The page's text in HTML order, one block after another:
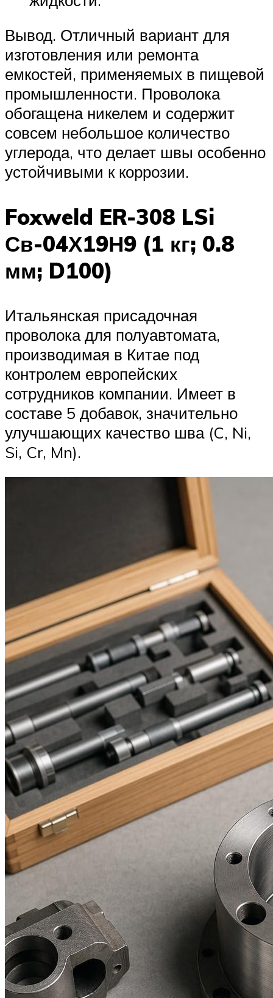
Вывод. Отличный вариант для
изготовления или ремонта
емкостей, применяемых в пищевой
промышленности. Проволока
обогащена никелем и содержит
совсем небольшое количество
углерода, что делает швы особенно
устойчивыми к коррозии.
Foxweld ER-308 LSi
Св-04Х19Н9 (1 кг; 0.8
мм; D100)
Итальянская присадочная
проволока для полуавтомата,
производимая в Китае под
контролем европейских
сотрудников компании. Имеет в
составе 5 добавок, значительно
улучшающих качество шва (C, Ni,
Si, Cr, Mn).